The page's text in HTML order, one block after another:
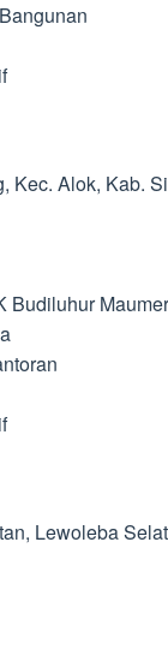
Kec. Alok, Kab.
Budiluhur
Lewoleba